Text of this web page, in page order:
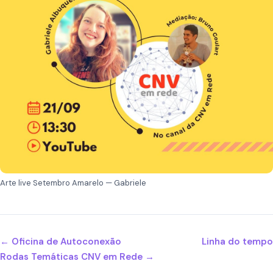
Arte live Setembro Amarelo — Gabriele
← Oficina de Autoconexão
Linha do tempo
Rodas Temáticas CNV em Rede →